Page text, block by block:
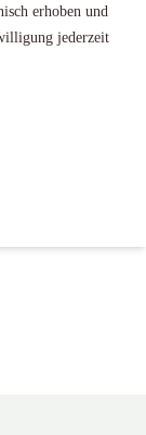
erhoben und
jederzeit